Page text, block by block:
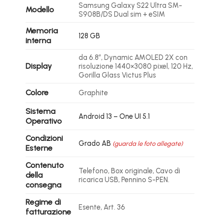
Modello
Samsung Galaxy S22 Ultra SM-
S908B/DS Dual sim + eSIM
Memoria
interna
128 GB
Display
da 6.8″, Dynamic AMOLED 2X con
risoluzione 1440×3080 pixel, 120 Hz,
Gorilla Glass Victus Plus
Colore Graphite
Sistema
Operativo
Android 13 – One UI 5.1
Condizioni
Esterne
Grado AB (guarda le foto allegate)
Contenuto
della
consegna
Telefono, Box originale, Cavo di
ricarica USB, Pennino S-PEN.
Regime di
fatturazione
Esente, Art. 36